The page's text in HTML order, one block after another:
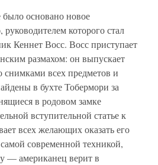
основано новое
которого стал
Кеннет Восс. Восс приступает
размахом: он выпускает
снимками всех предметов и
в бухте Тобермори за
в родовом замке
вступительной статье к
всех желающих оказать его
современной техникой,
— американец верит в